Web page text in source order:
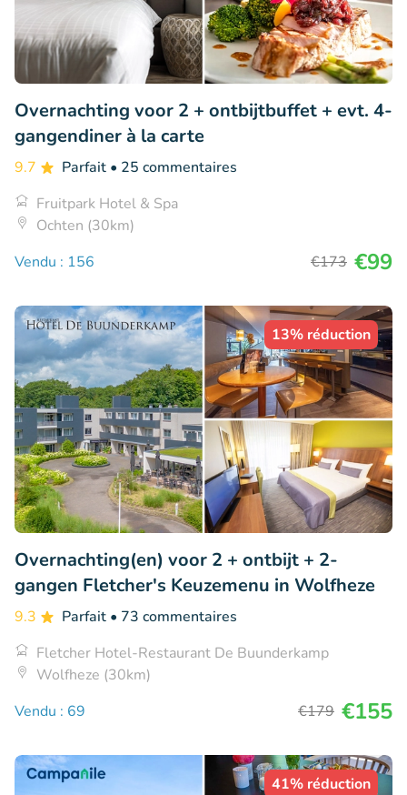
Overnachting voor 2 + ontbijtbuffet + evt. 4-
gangendiner à la carte
9.7 Parfait • 25 commentaires
Fruitpark Hotel & Spa
Ochten (30km)
Vendu : 156
€173 €99
13% réduction
Overnachting(en) voor 2 + ontbijt + 2-
gangen Fletcher's Keuzemenu in Wolfheze
9.3 Parfait • 73 commentaires
Fletcher Hotel-Restaurant De Buunderkamp
Wolfheze (30km)
Vendu : 69
€179 €155
41% réduction